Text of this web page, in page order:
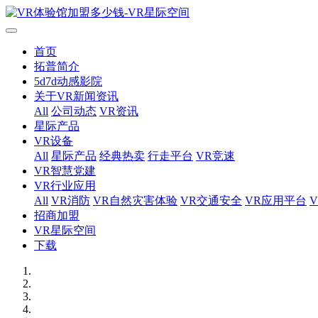
首页
拓普简介
5d7d动感影院
关于VR新闻资讯
All 公司动态 VR资讯
星际产品
VR设备
All 星际产品 经典热卖 行走平台 VR竞速
VR智慧党建
VR行业应用
All VR消防 VR自然灾害体验 VR交通安全 VR应用平台
招商加盟
VR星际空间
下载